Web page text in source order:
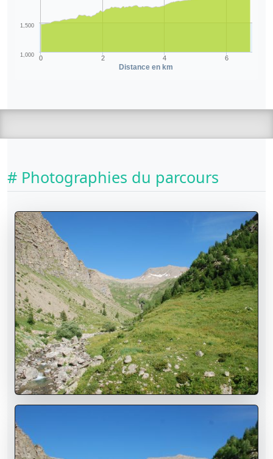
Distance en km
0 2 4 6
1,500
1,000
# Photographies du parcours